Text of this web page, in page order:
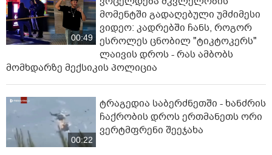
00:49
მომენტში გადაღებული უმძიმესი
ვიდეო: კადრებში ჩანს, როგორ
ესროლეს ცნობილ "ტიკტოკერს"
ლაივის დროს - რას ამბობს
მომხდარზე მექსიკის პოლიცია
00:22
ტრაგედია საბერძნეთში - ხანძრის
ჩაქრობის დროს ერთმანეთს ორი
ვერტმფრენი შეეჯახა